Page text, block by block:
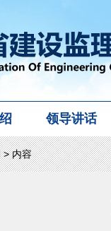
领导讲话
> 内容